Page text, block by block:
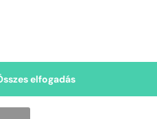
Zárva
elfogadás